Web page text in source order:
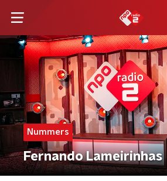
Nummers
Fernando Lameirinhas